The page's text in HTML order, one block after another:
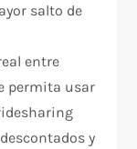
salto de
entre
permita usar
y